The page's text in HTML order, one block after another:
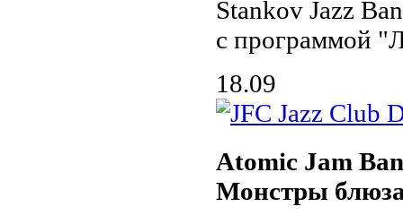
Stankov Jazz
с программой
18.09
Atomic Jam
Монстры